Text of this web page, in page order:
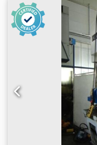
ความกว้างของแผ่นรา
ความจุถังน้ำมันหล่อลื่
ความกว้างทั้งหมด:
3,200 กก., ระยะ
ประกอบ / คู่มือ,